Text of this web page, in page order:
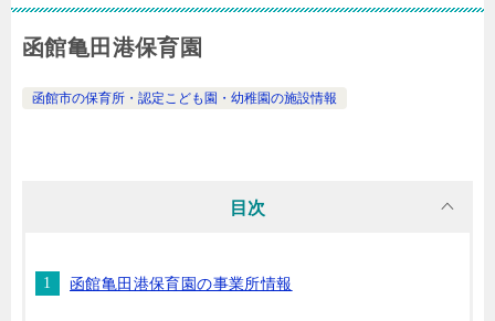
函館亀田港保育園
函館市の保育所・認定こども園・幼稚園の施設情報
目次
函館亀田港保育園の事業所情報